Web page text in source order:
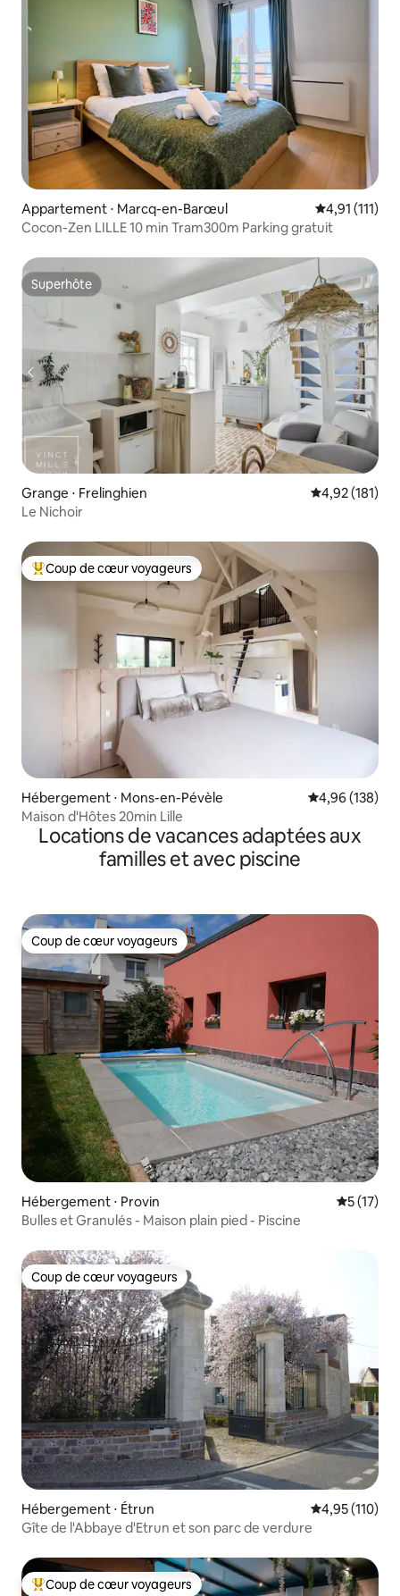
Appartement ⋅ Marcq-en-Barœul Évaluation
4,91 (111)
Cocon-Zen LILLE 10 min Tram300m Parking gratuit
Superhôte
Superhôte
Grange ⋅ Frelinghien Évaluation
4,92 (181)
Le Nichoir
Coups de cœur voyageurs les plus appréciés
Coup de cœur voyageurs
Hébergement ⋅ Mons-en-Pévèle Évaluation
4,96 (138)
Maison d'Hôtes 20min Lille
Locations de vacances adaptées aux
familles et avec piscine
Coup de cœur voyageurs
Coup de cœur voyageurs
Hébergement ⋅ Provin
5 (17)
Bulles et Granulés - Maison plain pied - Piscine
Coup de cœur voyageurs
Coup de cœur voyageurs
Hébergement ⋅ Étrun Évaluation
4,95 (110)
Gîte de l'Abbaye d'Etrun et son parc de verdure
Coups de cœur voyageurs les plus appréciés
Coup de cœur voyageurs